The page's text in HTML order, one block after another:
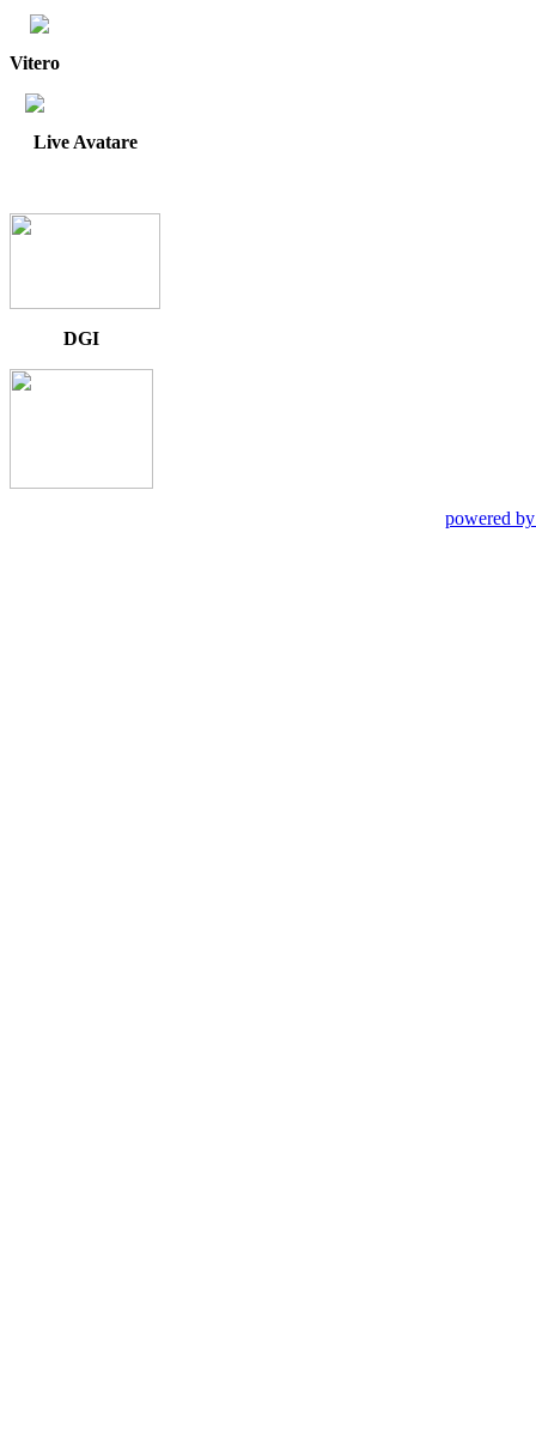
Vitero
Live Avatare
DGI
powered